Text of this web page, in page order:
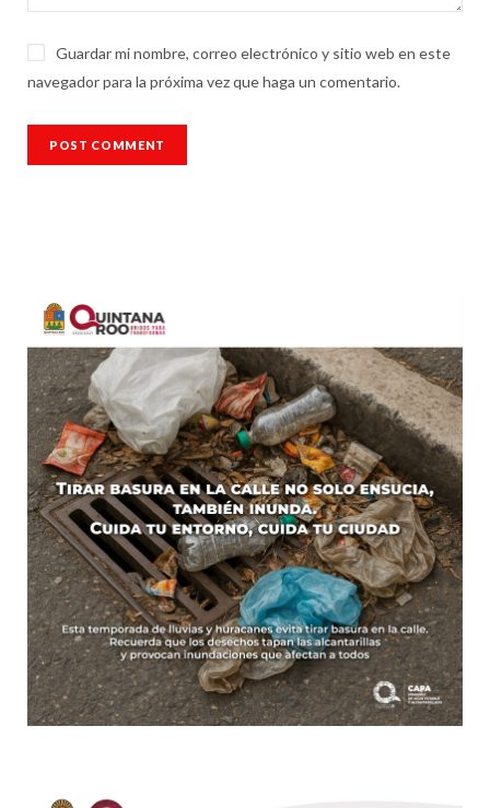
Guardar mi nombre, correo electrónico y sitio web en este
navegador para la próxima vez que haga un comentario.